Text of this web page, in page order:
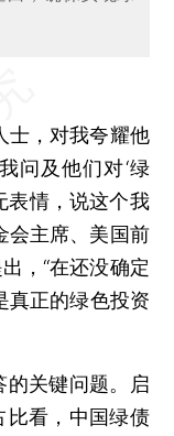
，对我夸耀他
问及他们对‘绿
表情，说这个我
会主席、美国前
，“在还没确定
真正的绿色投资
关键问题。启
比看，中国绿债